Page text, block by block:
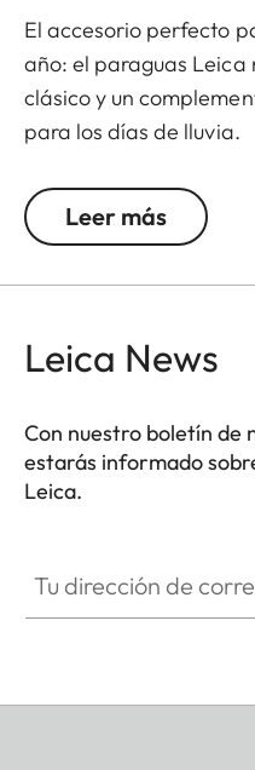
El accesorio perfecto
año: el paraguas Leica
clásico y un
para los días de lluvia.
Leer más
Leica News
Con nuestro boletín de
estarás informado
Leica.